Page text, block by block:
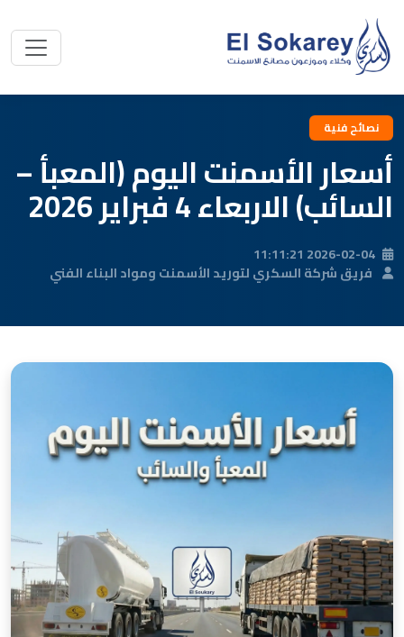
نصائح فنية
أسعار الأسمنت اليوم (المعبأ –
السائب) الاربعاء 4 فبراير 2026
2026-02-04 11:11:21
فريق شركة السكري لتوريد الأسمنت ومواد البناء الفني